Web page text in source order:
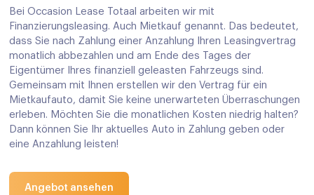
Bei Occasion Lease Totaal arbeiten wir mit
Finanzierungsleasing. Auch Mietkauf genannt. Das bedeutet,
dass Sie nach Zahlung einer Anzahlung Ihren Leasingvertrag
monatlich abbezahlen und am Ende des Tages der
Eigentümer Ihres finanziell geleasten Fahrzeugs sind.
Gemeinsam mit Ihnen erstellen wir den Vertrag für ein
Mietkaufauto, damit Sie keine unerwarteten Überraschungen
erleben. Möchten Sie die monatlichen Kosten niedrig halten?
Dann können Sie Ihr aktuelles Auto in Zahlung geben oder
eine Anzahlung leisten!
Angebot ansehen